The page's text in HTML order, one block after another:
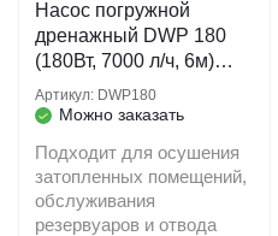
Насос погружной
дренажный DWP 180
(180Вт, 7000 л/ч, 6м)
кабель 10 м. для
грязевых водоемов
Можно заказать
Артикул: DWP180
Подходит для осушения
затопленных помещений,
обслуживания
резервуаров и отвода